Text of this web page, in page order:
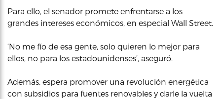
Para ello, el senador promete enfrentarse a los
grandes intereses económicos, en especial Wall Street.
‘No me fío de esa gente, solo quieren lo mejor para
ellos, no para los estadounidenses’, aseguró.
Además, espera promover una revolución energética
con subsidios para fuentes renovables y darle la vuelta